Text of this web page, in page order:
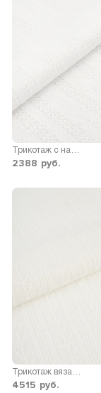
2388 руб.
Трикотаж вязаный Адели
4515 руб.